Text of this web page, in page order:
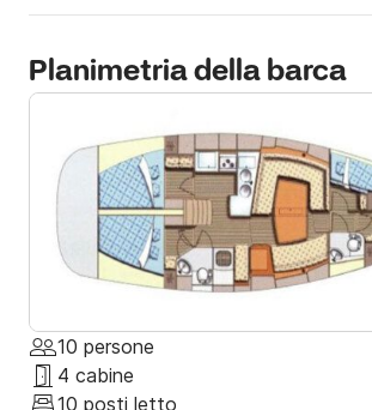
Planimetria della barca
10 persone
4 cabine
10 posti letto